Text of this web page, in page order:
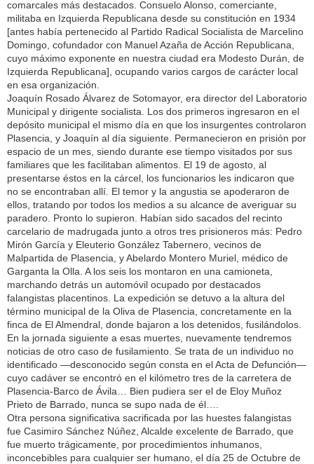
comarcales más destacados. Consuelo Alonso, comerciante,
militaba en Izquierda Republicana desde su constitución en 1934
[antes había pertenecido al Partido Radical Socialista de Marcelino
Domingo, cofundador con Manuel Azaña de Acción Republicana,
cuyo máximo exponente en nuestra ciudad era Modesto Durán, de
Izquierda Republicana], ocupando varios cargos de carácter local
en esa organización.
Joaquín Rosado Álvarez de Sotomayor, era director del Laboratorio
Municipal y dirigente socialista. Los dos primeros ingresaron en el
depósito municipal el mismo día en que los insurgentes controlaron
Plasencia, y Joaquín al día siguiente. Permanecieron en prisión por
espacio de un mes, siendo durante ese tiempo visitados por sus
familiares que les facilitaban alimentos. El 19 de agosto, al
presentarse éstos en la cárcel, los funcionarios les indicaron que
no se encontraban allí. El temor y la angustia se apoderaron de
ellos, tratando por todos los medios a su alcance de averiguar su
paradero. Pronto lo supieron. Habían sido sacados del recinto
carcelario de madrugada junto a otros tres prisioneros más: Pedro
Mirón García y Eleuterio González Tabernero, vecinos de
Malpartida de Plasencia, y Abelardo Montero Muriel, médico de
Garganta la Olla. A los seis los montaron en una camioneta,
marchando detrás un automóvil ocupado por destacados
falangistas placentinos. La expedición se detuvo a la altura del
término municipal de la Oliva de Plasencia, concretamente en la
finca de El Almendral, donde bajaron a los detenidos, fusilándolos.
En la jornada siguiente a esas muertes, nuevamente tendremos
noticias de otro caso de fusilamiento. Se trata de un individuo no
identificado —desconocido según consta en el Acta de Defunción—
cuyo cadáver se encontró en el kilómetro tres de la carretera de
Plasencia-Barco de Ávila… Bien pudiera ser el de Eloy Muñoz
Prieto de Barrado, nunca se supo nada de él….
Otra persona significativa sacrificada por las huestes falangistas
fue Casimiro Sánchez Núñez, Alcalde excelente de Barrado, que
fue muerto trágicamente, por procedimientos inhumanos,
inconcebibles para cualquier ser humano, el día 25 de Octubre de